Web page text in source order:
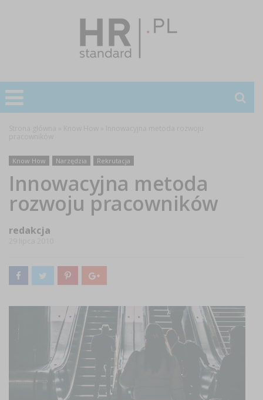
Know How Narzędzia Rekrutacja
Innowacyjna metoda
rozwoju pracowników
redakcja